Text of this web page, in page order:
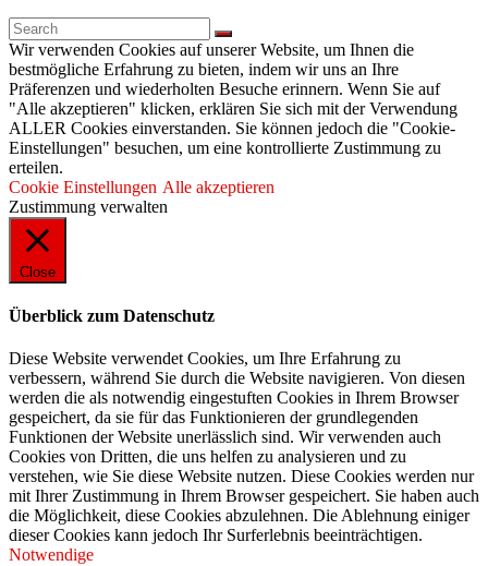
Wir verwenden Cookies auf unserer Website, um Ihnen die
bestmögliche Erfahrung zu bieten, indem wir uns an Ihre
Präferenzen und wiederholten Besuche erinnern. Wenn Sie auf
"Alle akzeptieren" klicken, erklären Sie sich mit der Verwendung
ALLER Cookies einverstanden. Sie können jedoch die "Cookie-
Einstellungen" besuchen, um eine kontrollierte Zustimmung zu
erteilen.
Cookie Einstellungen Alle akzeptieren
Zustimmung verwalten
Close
Überblick zum Datenschutz
Diese Website verwendet Cookies, um Ihre Erfahrung zu
verbessern, während Sie durch die Website navigieren. Von diesen
werden die als notwendig eingestuften Cookies in Ihrem Browser
gespeichert, da sie für das Funktionieren der grundlegenden
Funktionen der Website unerlässlich sind. Wir verwenden auch
Cookies von Dritten, die uns helfen zu analysieren und zu
verstehen, wie Sie diese Website nutzen. Diese Cookies werden nur
mit Ihrer Zustimmung in Ihrem Browser gespeichert. Sie haben auch
die Möglichkeit, diese Cookies abzulehnen. Die Ablehnung einiger
dieser Cookies kann jedoch Ihr Surferlebnis beeinträchtigen.
Notwendige